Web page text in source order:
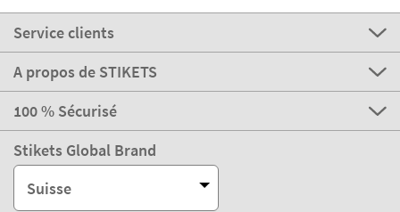
Service clients
A propos de STIKETS
100 % Sécurisé
Stikets Global Brand
Suisse